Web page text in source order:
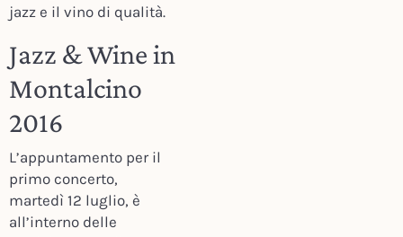
jazz e il vino di qualità.
Jazz & Wine in
Montalcino
2016
L’appuntamento per il
primo concerto,
martedì 12 luglio, è
all’interno delle